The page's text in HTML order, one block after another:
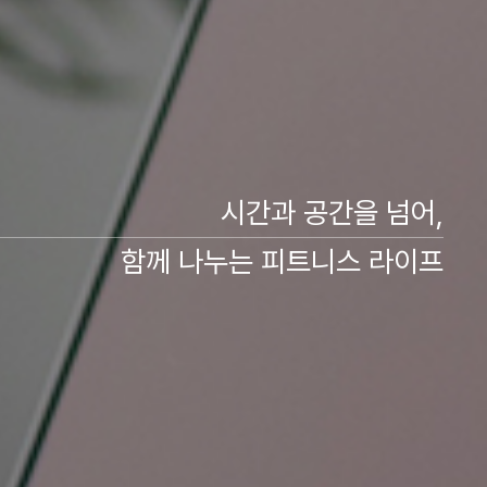
시간과 공간을 넘어,
함께 나누는 피트니스 라이프